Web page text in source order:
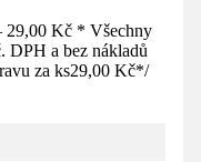
Kč * Všechny
DPH a bez nákladů
za ks29,00 Kč*/